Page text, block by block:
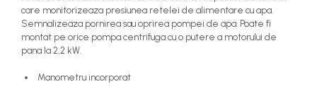
care monitorizeaza presiunea retelei de alimentare cu apa.
Semnalizeaza pornirea sau oprirea pompei de apa. Poate fi
montat pe orice pompa centrifuga cu o putere a motorului de
pana la 2,2 kW.
Manometru incorporat